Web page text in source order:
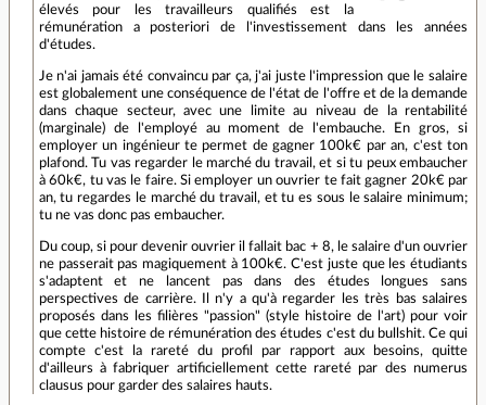
élevés pour les travailleurs qualifiés est la
rémunération a posteriori de l'investissement dans les années
d'études.
Je n'ai jamais été convaincu par ça, j'ai juste l'impression que le salaire
est globalement une conséquence de l'état de l'offre et de la demande
dans chaque secteur, avec une limite au niveau de la rentabilité
(marginale) de l'employé au moment de l'embauche. En gros, si
employer un ingénieur te permet de gagner 100k€ par an, c'est ton
plafond. Tu vas regarder le marché du travail, et si tu peux embaucher
à 60k€, tu vas le faire. Si employer un ouvrier te fait gagner 20k€ par
an, tu regardes le marché du travail, et tu es sous le salaire minimum;
tu ne vas donc pas embaucher.
Du coup, si pour devenir ouvrier il fallait bac + 8, le salaire d'un ouvrier
ne passerait pas magiquement à 100k€. C'est juste que les étudiants
s'adaptent et ne lancent pas dans des études longues sans
perspectives de carrière. Il n'y a qu'à regarder les très bas salaires
proposés dans les filières "passion" (style histoire de l'art) pour voir
que cette histoire de rémunération des études c'est du bullshit. Ce qui
compte c'est la rareté du profil par rapport aux besoins, quitte
d'ailleurs à fabriquer artificiellement cette rareté par des numerus
clausus pour garder des salaires hauts.